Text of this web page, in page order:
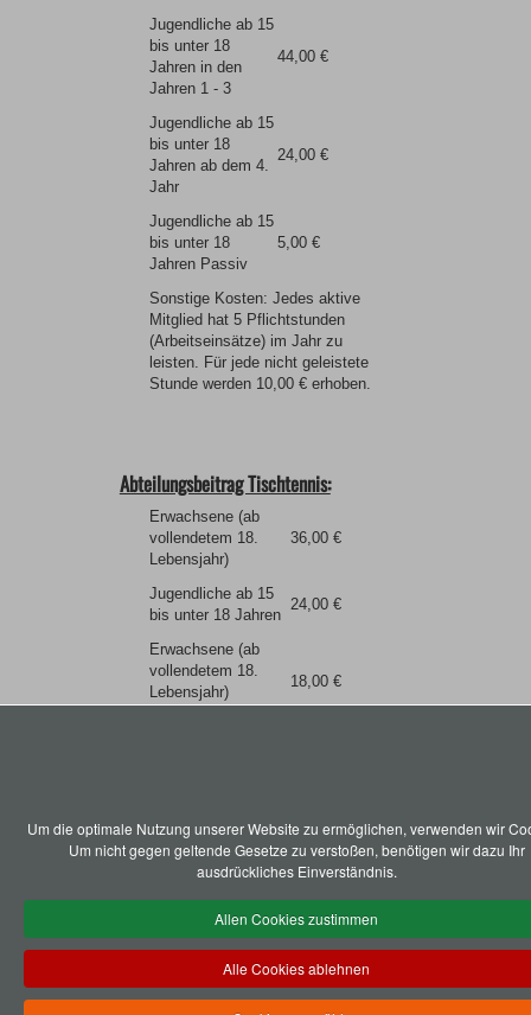
Jugendliche ab 15
bis unter 18
Jahren in den
Jahren 1 - 3
44,00 €
Jugendliche ab 15
bis unter 18
Jahren ab dem 4.
Jahr
24,00 €
Jugendliche ab 15
bis unter 18
Jahren Passiv
5,00 €
Sonstige Kosten: Jedes aktive
Mitglied hat 5 Pflichtstunden
(Arbeitseinsätze) im Jahr zu
leisten. Für jede nicht geleistete
Stunde werden 10,00 € erhoben.
Abteilungsbeitrag Tischtennis:
Erwachsene (ab
vollendetem 18.
Lebensjahr)
36,00 €
Jugendliche ab 15
bis unter 18 Jahren
24,00 €
Erwachsene (ab
vollendetem 18.
Lebensjahr)
18,00 €
SV Holzen 1947 e. V.
Um die optimale Nutzung unserer Website zu ermöglichen, verwenden wir
Um nicht gegen geltende Gesetze zu verstoßen, benötigen wir dazu Ihr
ausdrückliches Einverständnis.
Allen Cookies zustimmen
Alle Cookies ablehnen